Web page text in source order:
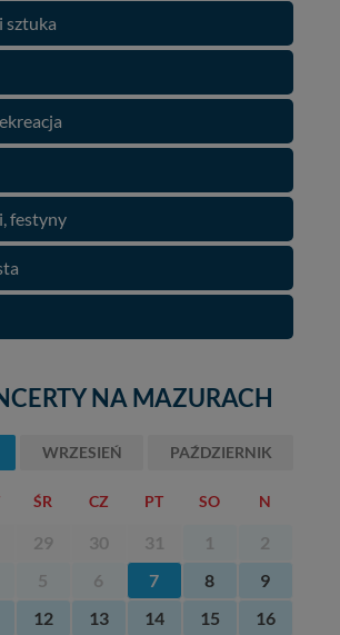
sztuka
festyny
NA MAZURACH
WRZESIEŃ PAŹDZIERNIK
ŚR CZ PT SO N
29 30 31 1
2
5 6 7 8
9
12 13 14 15
16